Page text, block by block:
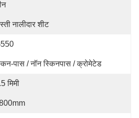
नालीदार शीट
पास / नॉन स्किनपास / क्रोमेटेड
मिमी